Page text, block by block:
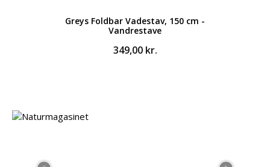
Greys Foldbar Vadestav, 150 cm -
Vandrestave
349,00 kr.